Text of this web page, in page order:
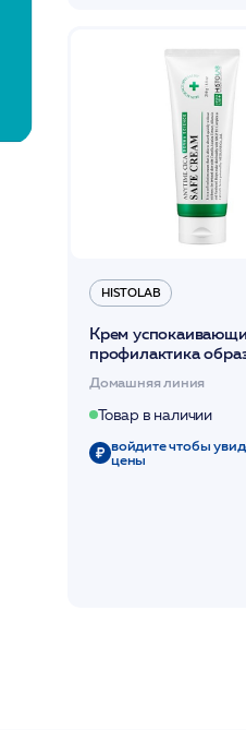
HISTOLAB
Крем
профилактика
рубцов/ ANYTIME
CREAM 250гр /
Домашняя линия
Товар в наличии
войдите чтобы
цены